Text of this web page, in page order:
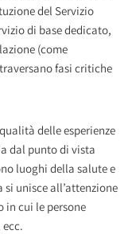
del Servizio
di base dedicato,
(come
fasi critiche
delle esperienze
dal punto di vista
luoghi della salute e
si unisce all’attenzione
in cui le persone